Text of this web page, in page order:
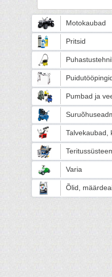
Motokaubad
Pritsid
Puidutööpingid
Pumbad ja
Talvekaubad,
Varia
Õlid,